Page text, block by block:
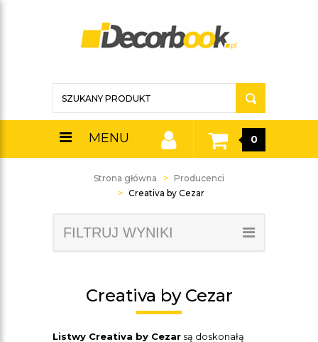
MENU 0
Strona główna
Producenci
Creativa by Cezar
FILTRUJ WYNIKI
Creativa by Cezar
Listwy Creativa by Cezar są doskonałą